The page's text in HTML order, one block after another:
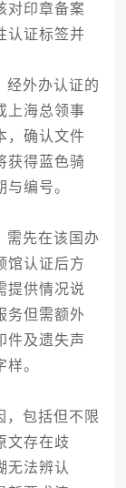
对印章备案
认证标签并
外办认证的
上海总领事
，确认文件
获得蓝色骑
编号。
先在该国办
馆认证后方
提供情况说
务但需额外
件及遗失声
。
包括但不限
文存在歧
无法辨认